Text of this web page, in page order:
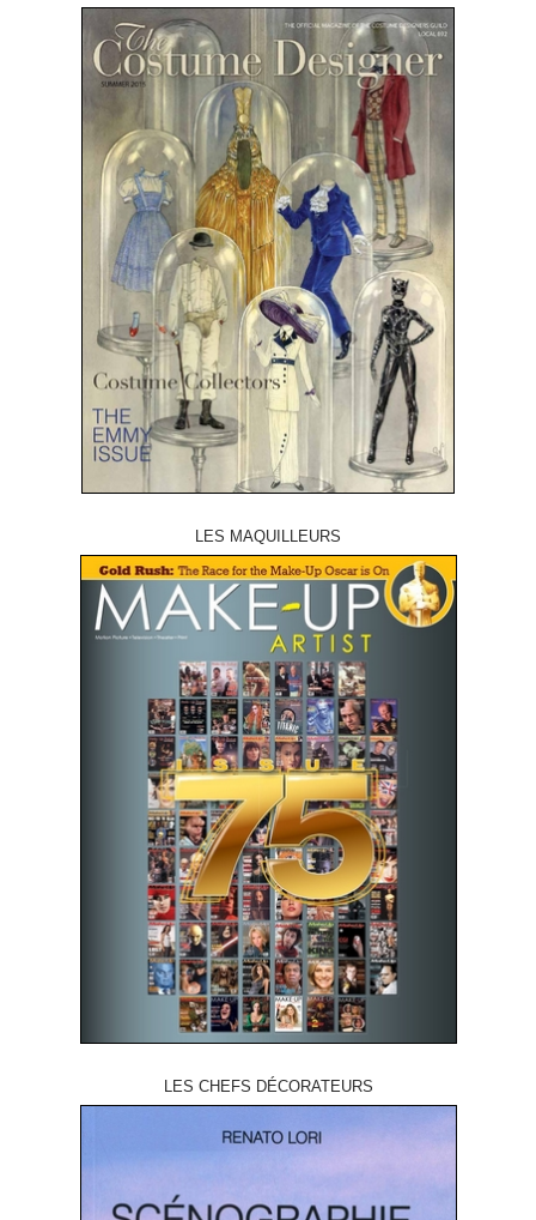
LES MAQUILLEURS
LES CHEFS DÉCORATEURS